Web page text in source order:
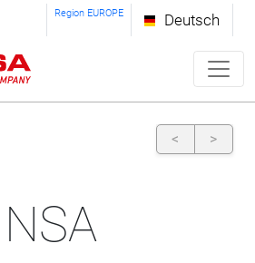
Region EUROPE Deutsch
< >